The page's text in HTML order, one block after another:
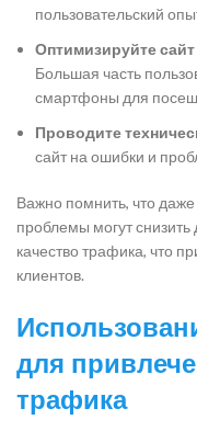
пользовательский
Оптимизируйте
Большая часть
смартфоны для
Проводите
сайт на ошибки и
Важно помнить, что
проблемы могут
качество трафика, что
клиентов.
для
трафика